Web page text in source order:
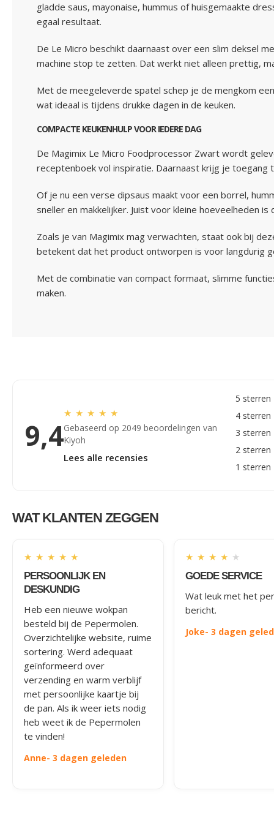
gladde saus, mayonaise, hummus of huisgemaakte
egaal resultaat.
De Le Micro beschikt daarnaast over een slim deksel
machine stop te zetten. Dat werkt niet alleen prettig,
Met de meegeleverde spatel schep je de mengkom
wat ideaal is tijdens drukke dagen in de keuken.
COMPACTE KEUKENHULP VOOR IEDERE DAG
De Magimix Le Micro Foodprocessor Zwart wordt
receptenboek vol inspiratie. Daarnaast krijg je
Of je nu een verse dipsaus maakt voor een borrel,
sneller en makkelijker. Juist voor kleine hoeveelheden
Zoals je van Magimix mag verwachten, staat ook bij
betekent dat het product ontworpen is voor langdurig
Met de combinatie van compact formaat, slimme
maken.
9,4
★ ★ ★ ★ ★
Gebaseerd op 2049 beoordelingen van
Kiyoh
Lees alle recensies
5 sterren
4 sterren
3 sterren
2 sterren
1 sterren
WAT KLANTEN ZEGGEN
★ ★ ★ ★ ★
PERSOONLIJK EN
DESKUNDIG
Heb een nieuwe wokpan
besteld bij de Pepermolen.
Overzichtelijke website, ruime
sortering. Werd adequaat
geïnformeerd over
verzending en warm verblijf
met persoonlijke kaartje bij
de pan. Als ik weer iets nodig
heb weet ik de Pepermolen
te vinden!
Anne- 3 dagen geleden
★ ★ ★ ★ ★
GOEDE SERVICE
Wat leuk met het
bericht.
Joke- 3 dagen